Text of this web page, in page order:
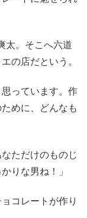
太。そこへ六道
の店だという。
っています。作
めに、どんなも
ただけのものじ
りな男ね！」
コレートが作り